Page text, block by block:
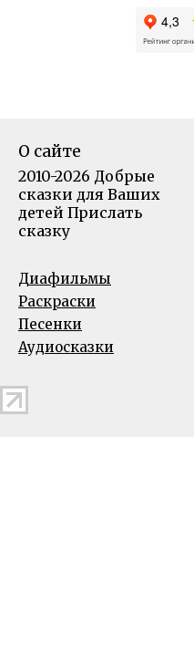
О сайте
2010-2026 Добрые
сказки для Ваших
детей Прислать
сказку
Диафильмы
Раскраски
Песенки
Аудиосказки